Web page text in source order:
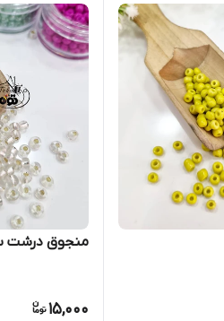
منجوق درشت
15,000